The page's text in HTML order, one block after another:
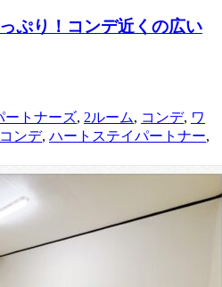
ぷり！コンデ近くの広い
ートナーズ, 2ルーム, コンデ, ワ
コンデ, ハートステイパートナー,